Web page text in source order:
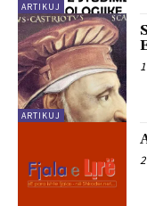
ARTIKUJ
ARTIKUJ